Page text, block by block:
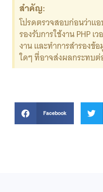
สำคัญ:
โปรดตรวจสอบก่อนว่าแ
รองรับการใช้งาน PHP
งาน และทำการสำรองข้
ใดๆ ที่อาจส่งผลกระทบ
Facebook